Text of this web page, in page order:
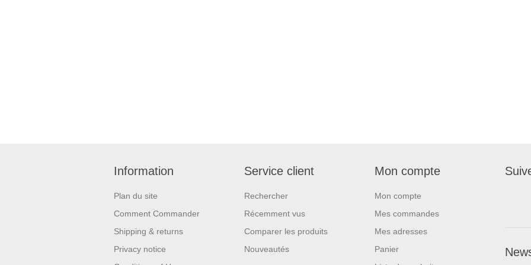
Information
Plan du site
Comment Commander
Shipping & returns
Privacy notice
Service client
Rechercher
Récemment vus
Comparer les produits
Nouveautés
Mon compte
Mon compte
Mes commandes
Mes adresses
Panier